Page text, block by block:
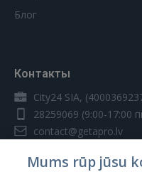
Блог
Контакты
City24 SIA,
28259069 (9:00-17:00
contact@getapro.lv
Mums rūp jūsu